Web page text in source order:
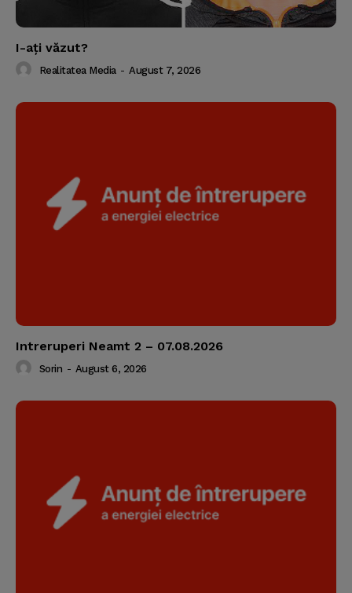
I-aţi văzut?
Realitatea Media - August 7, 2026
Intreruperi Neamt 2 – 07.08.2026
Sorin - August 6, 2026